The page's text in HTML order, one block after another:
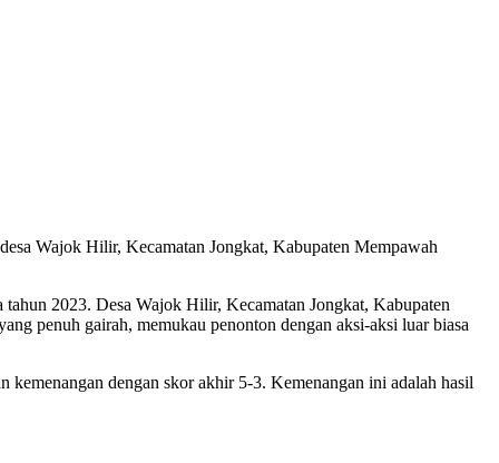
Wajok Hilir, Kecamatan Jongkat, Kabupaten Mempawah
tahun 2023. Desa Wajok Hilir, Kecamatan Jongkat, Kabupaten
penuh gairah, memukau penonton dengan aksi-aksi luar biasa
dengan skor akhir 5-3. Kemenangan ini adalah hasil